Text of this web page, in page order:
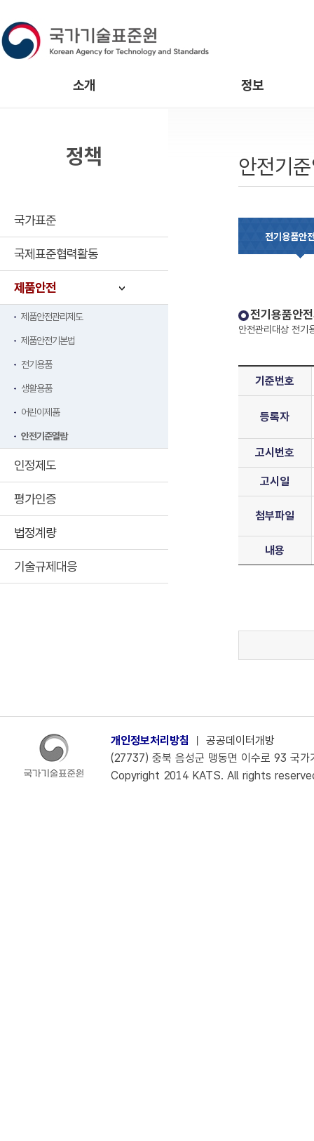
소개 정보
안전기
전기용품안
전기용품안
안전관리대상 전기
기준번호
등록자
고시번호
고시일
첨부파일
내용
정책
국가표준
국제표준협력활동
제품안전
제품안전관리제도
제품안전기본법
전기용품
생활용품
어린이제품
안전기준열람
인정제도
평가인증
법정계량
기술규제대응
개인정보처리방침 ㅣ 공공데이터개방
(27737) 충북 음성군 맹동면 이수로 93 국
Copyright 2014 KATS. All rights